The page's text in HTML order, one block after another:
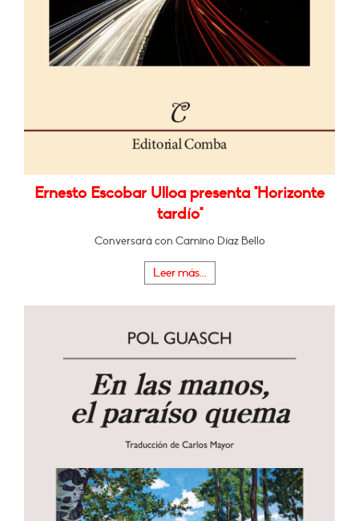
Ernesto Escobar Ulloa presenta "Horizonte
tardío"
Conversará con Camino Díaz Bello
Leer más...